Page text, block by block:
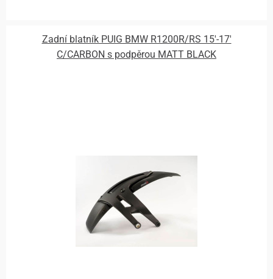
Zadní blatník PUIG BMW R1200R/RS 15'-17'
C/CARBON s podpěrou MATT BLACK